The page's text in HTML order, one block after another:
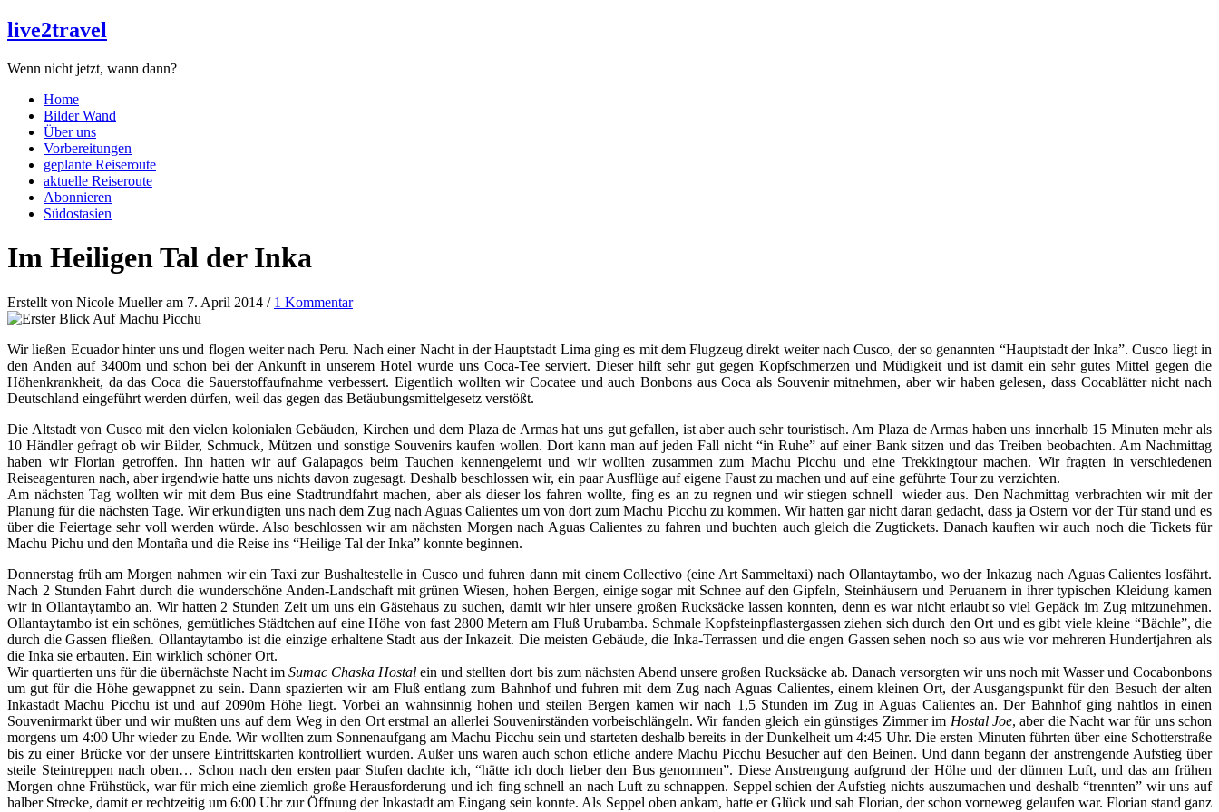
live2travel
Wenn nicht jetzt, wann dann?
Home
Bilder Wand
Über uns
Vorbereitungen
geplante Reiseroute
aktuelle Reiseroute
Abonnieren
Südostasien
Im Heiligen Tal der Inka
Erstellt von Nicole Mueller am 7. April 2014 / 1 Kommentar
Wir ließen Ecuador hinter uns und flogen weiter nach Peru. Nach einer Nacht in der Hauptstadt Lima ging es mit dem Flugzeug direkt weiter nach Cusco, der so genannten “Hauptstadt der Inka”. Cusco liegt in
den Anden auf 3400m und schon bei der Ankunft in unserem Hotel wurde uns Coca-Tee serviert. Dieser hilft sehr gut gegen Kopfschmerzen und Müdigkeit und ist damit ein sehr gutes Mittel gegen die
Höhenkrankheit, da das Coca die Sauerstoffaufnahme verbessert. Eigentlich wollten wir Cocatee und auch Bonbons aus Coca als Souvenir mitnehmen, aber wir haben gelesen, dass Cocablätter nicht nach
Deutschland eingeführt werden dürfen, weil das gegen das Betäubungsmittelgesetz verstößt.
Die Altstadt von Cusco mit den vielen kolonialen Gebäuden, Kirchen und dem Plaza de Armas hat uns gut gefallen, ist aber auch sehr touristisch. Am Plaza de Armas haben uns innerhalb 15 Minuten mehr als
10 Händler gefragt ob wir Bilder, Schmuck, Mützen und sonstige Souvenirs kaufen wollen. Dort kann man auf jeden Fall nicht “in Ruhe” auf einer Bank sitzen und das Treiben beobachten. Am Nachmittag
haben wir Florian getroffen. Ihn hatten wir auf Galapagos beim Tauchen kennengelernt und wir wollten zusammen zum Machu Picchu und eine Trekkingtour machen. Wir fragten in verschiedenen
Reiseagenturen nach, aber irgendwie hatte uns nichts davon zugesagt. Deshalb beschlossen wir, ein paar Ausflüge auf eigene Faust zu machen und auf eine geführte Tour zu verzichten.
Am nächsten Tag wollten wir mit dem Bus eine Stadtrundfahrt machen, aber als dieser los fahren wollte, fing es an zu regnen und wir stiegen schnell wieder aus. Den Nachmittag verbrachten wir mit der
Planung für die nächsten Tage. Wir erkundigten uns nach dem Zug nach Aguas Calientes um von dort zum Machu Picchu zu kommen. Wir hatten gar nicht daran gedacht, dass ja Ostern vor der Tür stand und es
über die Feiertage sehr voll werden würde. Also beschlossen wir am nächsten Morgen nach Aguas Calientes zu fahren und buchten auch gleich die Zugtickets. Danach kauften wir auch noch die Tickets für
Machu Pichu und den Montaña und die Reise ins “Heilige Tal der Inka” konnte beginnen.
Donnerstag früh am Morgen nahmen wir ein Taxi zur Bushaltestelle in Cusco und fuhren dann mit einem Collectivo (eine Art Sammeltaxi) nach Ollantaytambo, wo der Inkazug nach Aguas Calientes losfährt.
Nach 2 Stunden Fahrt durch die wunderschöne Anden-Landschaft mit grünen Wiesen, hohen Bergen, einige sogar mit Schnee auf den Gipfeln, Steinhäusern und Peruanern in ihrer typischen Kleidung kamen
wir in Ollantaytambo an. Wir hatten 2 Stunden Zeit um uns ein Gästehaus zu suchen, damit wir hier unsere großen Rucksäcke lassen konnten, denn es war nicht erlaubt so viel Gepäck im Zug mitzunehmen.
Ollantaytambo ist ein schönes, gemütliches Städtchen auf eine Höhe von fast 2800 Metern am Fluß Urubamba. Schmale Kopfsteinpflastergassen ziehen sich durch den Ort und es gibt viele kleine “Bächle”, die
durch die Gassen fließen. Ollantaytambo ist die einzige erhaltene Stadt aus der Inkazeit. Die meisten Gebäude, die Inka-Terrassen und die engen Gassen sehen noch so aus wie vor mehreren Hundertjahren als
die Inka sie erbauten. Ein wirklich schöner Ort.
Wir quartierten uns für die übernächste Nacht imSumac Chaska Hostal ein und stellten dort bis zum nächsten Abend unsere großen Rucksäcke ab. Danach versorgten wir uns noch mit Wasser und Cocabonbons
um gut für die Höhe gewappnet zu sein. Dann spazierten wir am Fluß entlang zum Bahnhof und fuhren mit dem Zug nach Aguas Calientes, einem kleinen Ort, der Ausgangspunkt für den Besuch der alten
Inkastadt Machu Picchu ist und auf 2090m Höhe liegt. Vorbei an wahnsinnig hohen und steilen Bergen kamen wir nach 1,5 Stunden im Zug in Aguas Calientes an. Der Bahnhof ging nahtlos in einen
Souvenirmarkt über und wir mußten uns auf dem Weg in den Ort erstmal an allerlei Souvenirständen vorbeischlängeln. Wir fanden gleich ein günstiges Zimmer im Hostal Joe, aber die Nacht war für uns schon
morgens um 4:00 Uhr wieder zu Ende. Wir wollten zum Sonnenaufgang am Machu Picchu sein und starteten deshalb bereits in der Dunkelheit um 4:45 Uhr. Die ersten Minuten führten über eine Schotterstraße
bis zu einer Brücke vor der unsere Eintrittskarten kontrolliert wurden. Außer uns waren auch schon etliche andere Machu Picchu Besucher auf den Beinen. Und dann begann der anstrengende Aufstieg über
steile Steintreppen nach oben… Schon nach den ersten paar Stufen dachte ich, “hätte ich doch lieber den Bus genommen”. Diese Anstrengung aufgrund der Höhe und der dünnen Luft, und das am frühen
Morgen ohne Frühstück, war für mich eine ziemlich große Herausforderung und ich fing schnell an nach Luft zu schnappen. Seppel schien der Aufstieg nichts auszumachen und deshalb “trennten” wir uns auf
halber Strecke, damit er rechtzeitig um 6:00 Uhr zur Öffnung der Inkastadt am Eingang sein konnte. Als Seppel oben ankam, hatte er Glück und sah Florian, der schon vorneweg gelaufen war. Florian stand ganz